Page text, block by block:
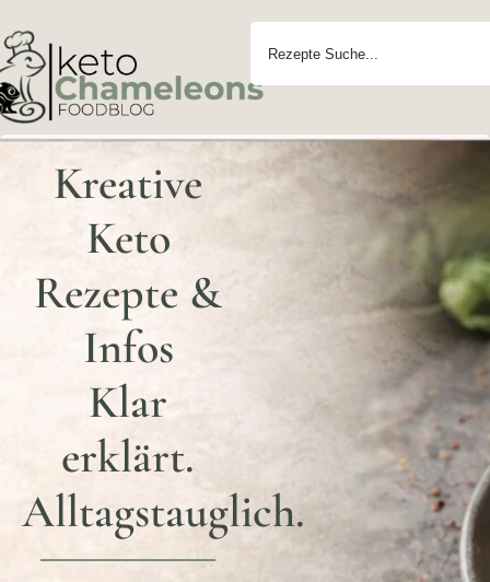
Kreative
Keto
Rezepte &
Infos
Klar
erklärt.
Alltagstauglich.